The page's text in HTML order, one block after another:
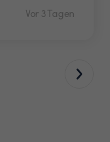
Vor 3 Tagen